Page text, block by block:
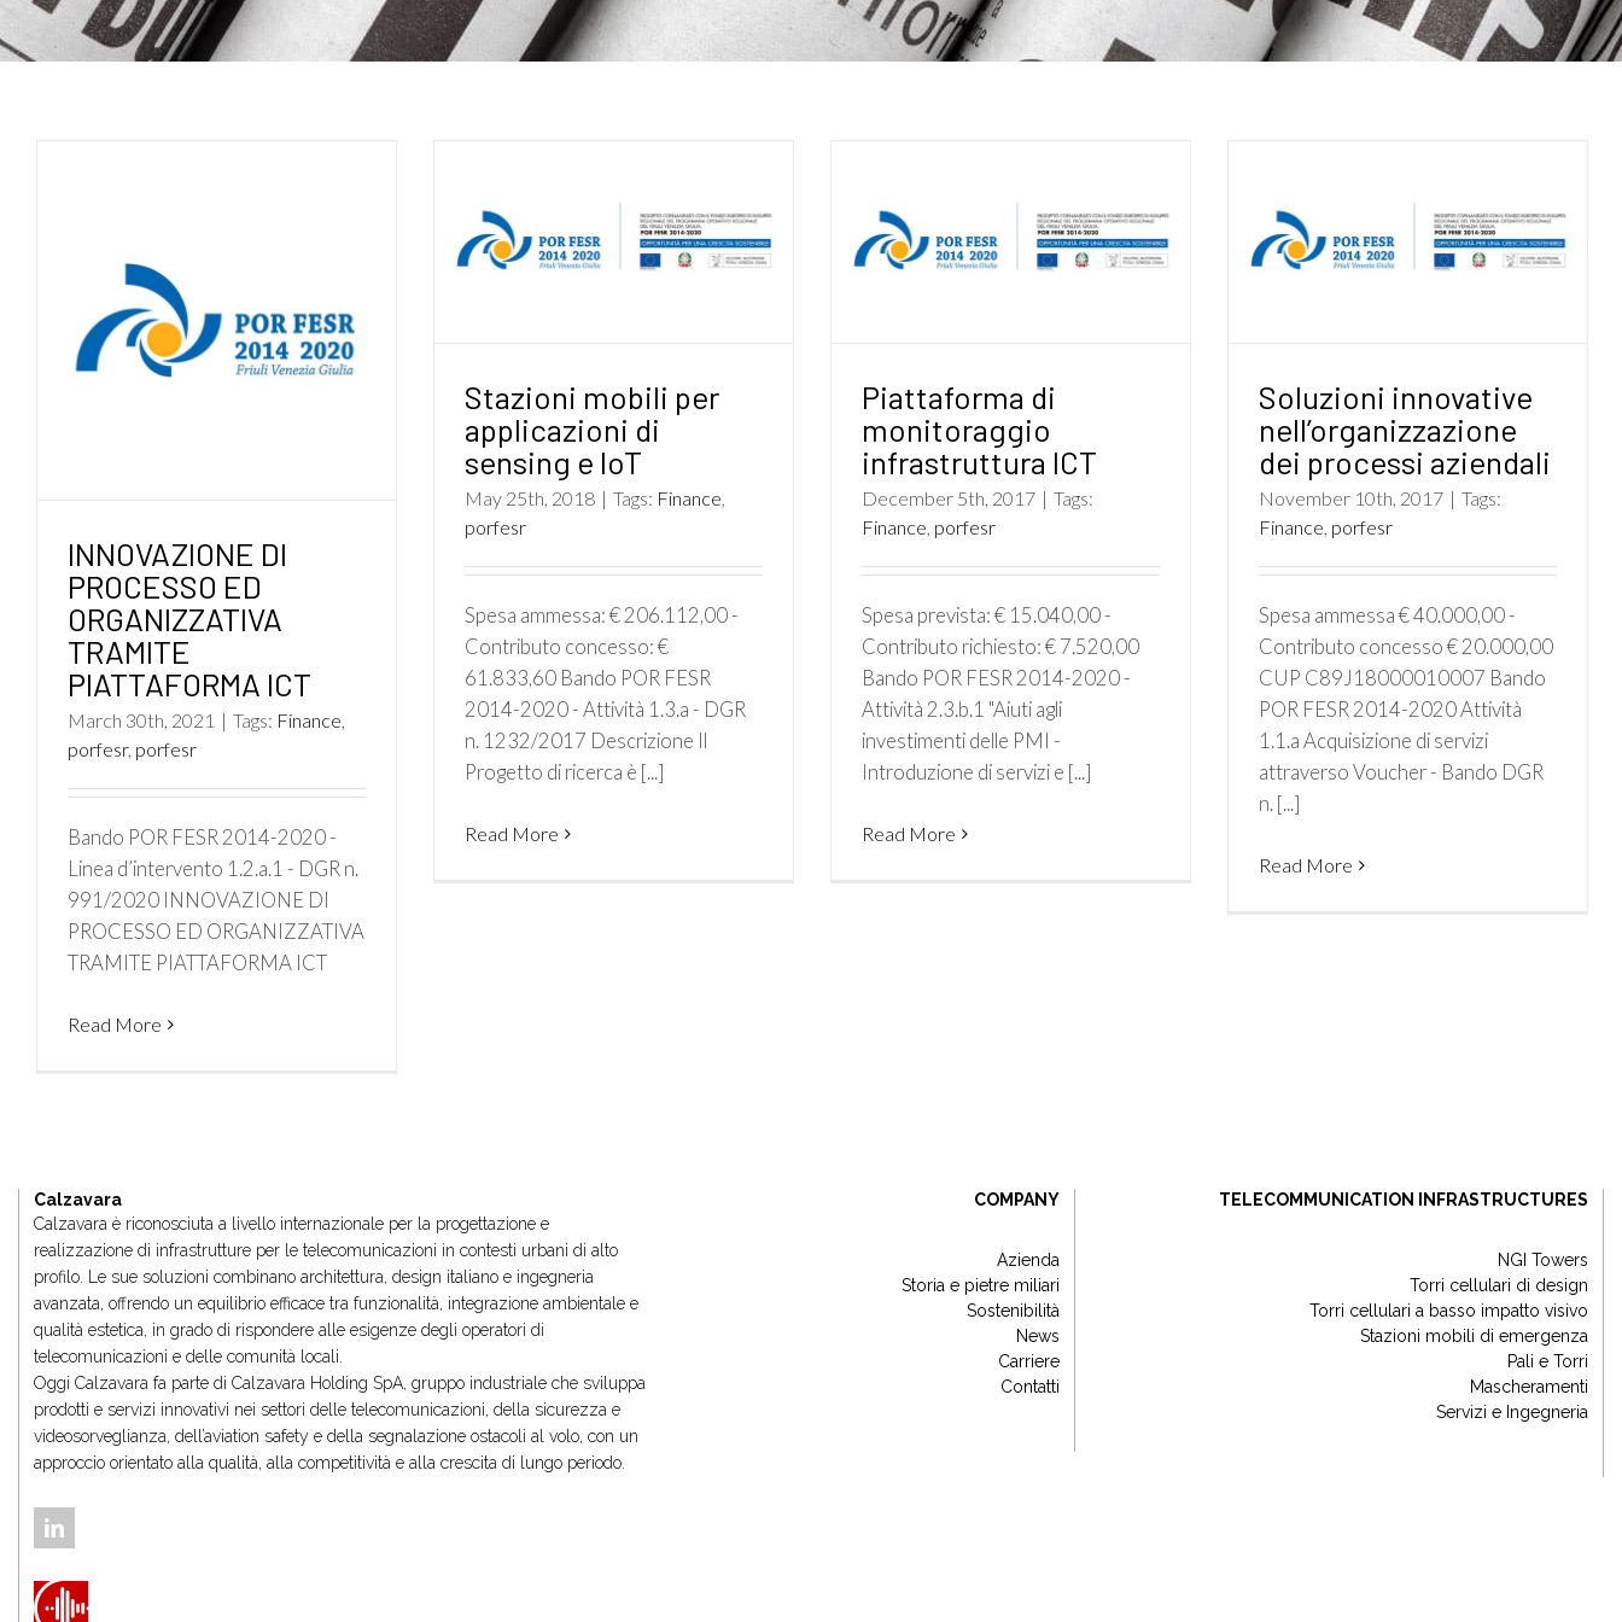
PROCESSO ED
INNOVAZIONE DI
PROCESSO ED
ORGANIZZATIVA
TRAMITE
PIATTAFORMA ICT
March 30th, 2021 | Tags: Finance
porfesr, porfesr
Bando POR FESR 2014-2020 -
Linea d’intervento 1.2.a.1 - DGR n.
991/2020 INNOVAZIONE DI
PROCESSO ED ORGANIZZATIVA
TRAMITE PIATTAFORMA ICT
Read More
Stazioni mobili per
applicazioni di
sensing e IoT
May 25th, 2018 | Tags: Finance
porfesr
Spesa ammessa: € 206.112,00 -
Contributo concesso: €
61.833,60 Bando POR FESR
2014-2020 - Attività 1.3.a - DGR
n. 1232/2017 Descrizione Il
Progetto di ricerca è [...]
Read More
Piattaforma di
monitoraggio
infrastruttura ICT
December 5th, 2017 | Tags:
Finance porfesr
Spesa prevista: € 15.040,00 -
Contributo richiesto: € 7.520,00
Bando POR FESR 2014-2020 -
Attività 2.3.b.1 "Aiuti agli
investimenti delle PMI -
Introduzione di servizi e [...]
Read More
Soluzioni innovative
nell’organizzazione
dei processi aziendali
November 10th, 2017 | Tags:
Finance porfesr
Spesa ammessa € 40.000,00 -
Contributo concesso € 20.000,00
CUP C89J18000010007 Bando
POR FESR 2014-2020 Attività
1.1.a Acquisizione di servizi
attraverso Voucher - Bando DGR
n. [...]
Read More
Calzavara
Calzavara è riconosciuta a livello internazionale per la progettazione e
realizzazione di infrastrutture per le telecomunicazioni in contesti urbani di alto
profilo. Le sue soluzioni combinano architettura, design italiano e ingegneria
avanzata, offrendo un equilibrio efficace tra funzionalità, integrazione ambientale e
qualità estetica, in grado di rispondere alle esigenze degli operatori di
telecomunicazioni e delle comunità locali.
Oggi Calzavara fa parte di Calzavara Holding SpA, gruppo industriale che sviluppa
prodotti e servizi innovativi nei settori delle telecomunicazioni, della sicurezza e
videosorveglianza, dell’aviation safety e della segnalazione ostacoli al volo, con un
approccio orientato alla qualità, alla competitività e alla crescita di lungo periodo.
COMPANY
Azienda
Storia e pietre miliari
Sostenibilità
News
Carriere
Contatti
TELECOMMUNICATION INFRASTRUCTURES
NGI Towers
Torri cellulari di design
Torri cellulari a basso impatto visivo
Stazioni mobili di emergenza
Pali e Torri
Mascheramenti
Servizi e Ingegneria